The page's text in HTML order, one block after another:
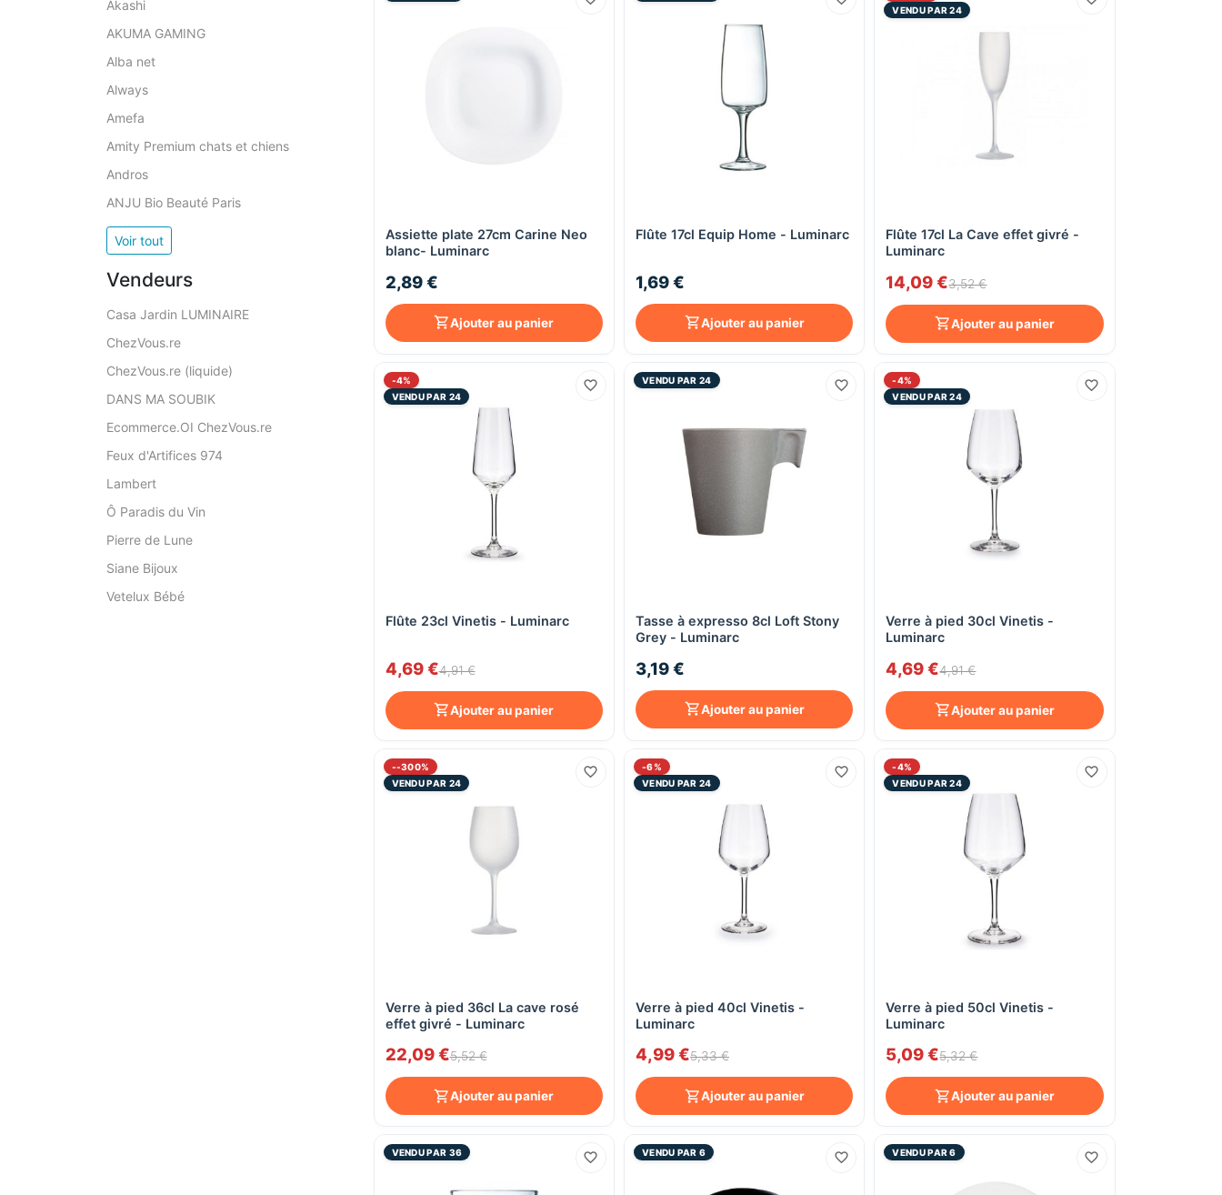
Akashi
AKUMA GAMING
Alba net
Always
Amefa
Amity Premium chats et chiens
Andros
ANJU Bio Beauté Paris
Voir tout
Vendeurs
Casa Jardin LUMINAIRE
ChezVous.re
ChezVous.re (liquide)
DANS MA SOUBIK
Ecommerce.OI ChezVous.re
Feux d'Artifices 974
Lambert
Ô Paradis du Vin
Pierre de Lune
Siane Bijoux
Vetelux Bébé
Aperçu rapide
Assiette plate 27cm Carine Neo
blanc- Luminarc
2,89 €
Ajouter au panier
Aperçu rapide
Flûte 17cl Equip Home - Luminarc
1,69 €
Ajouter au panier
VENDU PAR 24
Aperçu rapide
Flûte 17cl La Cave effet givré -
Luminarc
14,09 €3,52 €
Ajouter au panier
-4%
VENDU PAR 24
Aperçu rapide
Flûte 23cl Vinetis - Luminarc
4,69 €4,91 €
Ajouter au panier
VENDU PAR 24
Aperçu rapide
Tasse à expresso 8cl Loft Stony
Grey - Luminarc
3,19 €
Ajouter au panier
-4%
VENDU PAR 24
Aperçu rapide
Verre à pied 30cl Vinetis -
Luminarc
4,69 €4,91 €
Ajouter au panier
--300%
VENDU PAR 24
Aperçu rapide
Verre à pied 36cl La cave rosé
effet givré - Luminarc
22,09 €5,52 €
Ajouter au panier
-6%
VENDU PAR 24
Aperçu rapide
Verre à pied 40cl Vinetis -
Luminarc
4,99 €5,33 €
Ajouter au panier
-4%
VENDU PAR 24
Aperçu rapide
Verre à pied 50cl Vinetis -
Luminarc
5,09 €5,32 €
Ajouter au panier
VENDU PAR 36 VENDU PAR 6 VENDU PAR 6